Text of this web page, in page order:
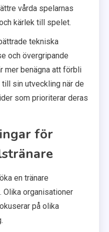
vårda spelarnas
kärlek till spelet.
tekniska
och övergripande
mer benägna att förbli
sin utveckling när de
som prioriterar deras
för
en tränare
organisationer
på olika